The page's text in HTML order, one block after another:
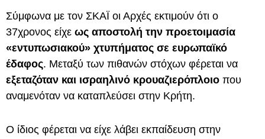
Σύμφωνα με τον ΣΚΑΪ οι Αρχές εκτιμούν ότι ο
37χρονος είχε ως αποστολή την προετοιμασία
«εντυπωσιακού» χτυπήματος σε ευρωπαϊκό
έδαφος. Μεταξύ των πιθανών στόχων φέρεται να
εξεταζόταν και ισραηλινό κρουαζιερόπλοιο που
αναμενόταν να καταπλεύσει στην Κρήτη.
Ο ίδιος φέρεται να είχε λάβει εκπαίδευση στην